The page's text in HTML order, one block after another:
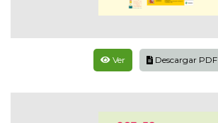
Ver Descargar PDF